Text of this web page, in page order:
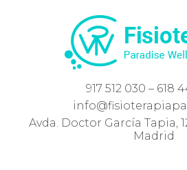
917 512 030 – 618
Avda. Doctor García Tapia,
Madrid